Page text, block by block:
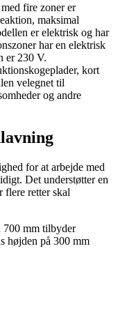
fire zoner er
maksimal
er elektrisk og har
har en elektrisk
er 230 V.
kort
velegnet til
og andre
for at arbejde med
Det understøtter en
flere retter skal
700 mm tilbyder
højden på 300 mm